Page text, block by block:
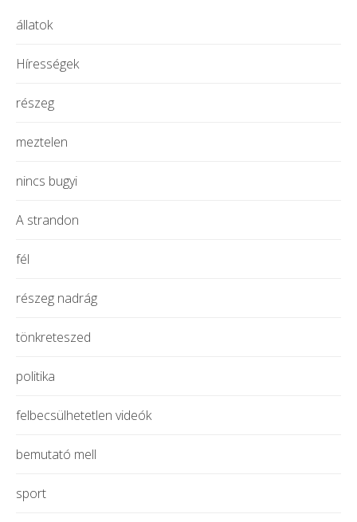
állatok
Hírességek
részeg
meztelen
nincs bugyi
A strandon
fél
részeg nadrág
tönkreteszed
politika
felbecsülhetetlen videók
bemutató mell
sport